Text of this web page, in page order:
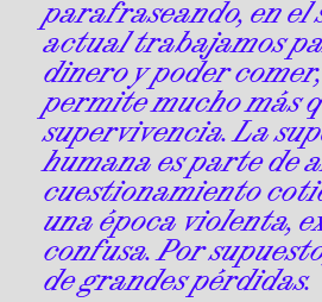
parafraseando, en el
actual trabajamos
dinero y poder
permite mucho más
supervivencia. La
humana es parte de
cuestionamiento
una época violenta,
confusa. Por
de grandes pérdidas.